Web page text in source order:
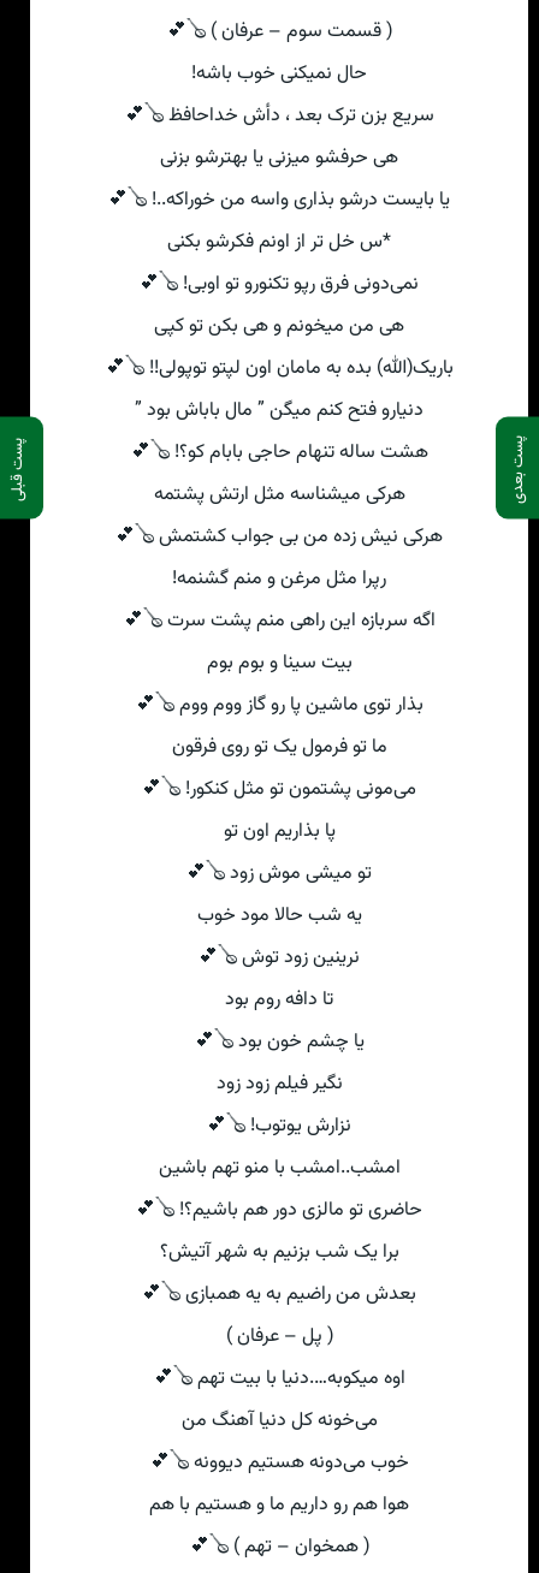
پست بعدی پست قبلی
( قسمت سوم – عرفان ) 🪕💕
حال نمیکنی‌ خوب باشه!
سریع بزن ترک بعد ، دأش خداحافظ 🪕💕
هی‌ حرفشو میزنی یا بهترشو بزنی‌
یا بایست درشو بذاری واسه من خوراکه..! 🪕💕
*س خل تر از اونم فکرشو بکنی‌
نمی‌دونی فرق رپو تکنورو تو اوبی! 🪕💕
هی‌ من میخونم و هی‌ بکن تو کپی
باریک(الله) بده به مامان اون لپتو توپولی!! 🪕💕
دنیارو فتح کنم میگن ” مال باباش بود ”
هشت ساله تنهام حاجی بابام کو؟! 🪕💕
هرکی‌ میشناسه مثل ارتش پشتمه
هرکی‌ نیش زده من بی‌ جواب کشتمش 🪕💕
رپرا مثل مرغن و منم گشنمه!
اگه سربازه این راهی‌ منم پشت سرت 🪕💕
بیت سینا و بوم بوم
بذار توی ماشین پا رو گاز ووم ووم 🪕💕
ما تو فرمول یک تو روی فرقون
می‌مونی پشتمون تو مثل کنکور! 🪕💕
پا بذاریم اون تو
تو میشی‌ موش زود 🪕💕
یه شب حالا مود خوب
نرینین زود توش 🪕💕
تا دافه روم بود
یا چشم خون بود 🪕💕
نگیر فیلم زود زود
نزارش یوتوب! 🪕💕
امشب..امشب با منو تهم باشین
حاضری تو مالزی دور هم باشیم؟! 🪕💕
برا یک شب بزنیم به شهر آتیش؟
بعدش من راضیم به یه همبازی 🪕💕
( پل – عرفان )
اوه میکوبه….دنیا با بیت تهم 🪕💕
می‌خونه کل دنیا آهنگ من
خوب می‌دونه هستیم دیوونه 🪕💕
هوا هم رو داریم ما و هستیم با هم
( همخوان – تهم ) 🪕💕